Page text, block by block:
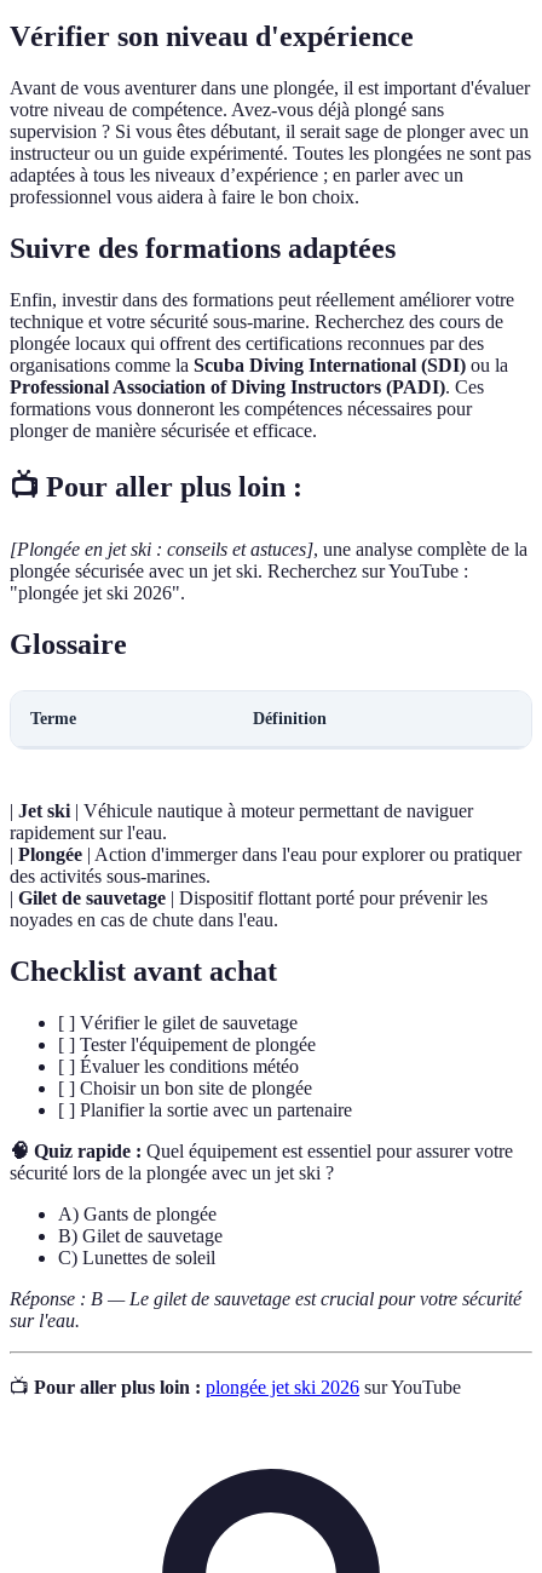
Vérifier son niveau d'expérience
Avant de vous aventurer dans une plongée, il est important d'évaluer
votre niveau de compétence. Avez-vous déjà plongé sans
supervision ? Si vous êtes débutant, il serait sage de plonger avec un
instructeur ou un guide expérimenté. Toutes les plongées ne sont pas
adaptées à tous les niveaux d’expérience ; en parler avec un
professionnel vous aidera à faire le bon choix.
Suivre des formations adaptées
Enfin, investir dans des formations peut réellement améliorer votre
technique et votre sécurité sous-marine. Recherchez des cours de
plongée locaux qui offrent des certifications reconnues par des
organisations comme la Scuba Diving International (SDI) ou la
Professional Association of Diving Instructors (PADI). Ces
formations vous donneront les compétences nécessaires pour
plonger de manière sécurisée et efficace.
📺 Pour aller plus loin :
[Plongée en jet ski : conseils et astuces], une analyse complète de la
plongée sécurisée avec un jet ski. Recherchez sur YouTube :
"plongée jet ski 2026".
Glossaire
Terme Définition
| Jet ski | Véhicule nautique à moteur permettant de naviguer
rapidement sur l'eau.
| Plongée | Action d'immerger dans l'eau pour explorer ou pratiquer
des activités sous-marines.
| Gilet de sauvetage | Dispositif flottant porté pour prévenir les
noyades en cas de chute dans l'eau.
Checklist avant achat
[ ] Vérifier le gilet de sauvetage
[ ] Tester l'équipement de plongée
[ ] Évaluer les conditions météo
[ ] Choisir un bon site de plongée
[ ] Planifier la sortie avec un partenaire
🧠 Quiz rapide : Quel équipement est essentiel pour assurer votre
sécurité lors de la plongée avec un jet ski ?
A) Gants de plongée
B) Gilet de sauvetage
C) Lunettes de soleil
Réponse : B — Le gilet de sauvetage est crucial pour votre sécurité
sur l'eau.
📺 Pour aller plus loin : plongée jet ski 2026 sur YouTube